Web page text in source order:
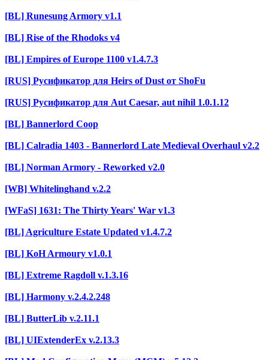
[BL] Runesung Armory v1.1
[BL] Rise of the Rhodoks v4
[BL] Empires of Europe 1100 v1.4.7.3
[RUS] Русификатор для Heirs of Dust от ShoFu
[RUS] Русификатор для Aut Caesar, aut nihil 1.0.1.12
[BL] Bannerlord Coop
[BL] Calradia 1403 - Bannerlord Late Medieval Overhaul v2.2
[BL] Norman Armory - Reworked v2.0
[WB] Whitelinghand v.2.2
[WFaS] 1631: The Thirty Years' War v1.3
[BL] Agriculture Estate Updated v1.4.7.2
[BL] KoH Armoury v1.0.1
[BL] Extreme Ragdoll v.1.3.16
[BL] Harmony v.2.4.2.248
[BL] ButterLib v.2.11.1
[BL] UIExtenderEx v.2.13.3